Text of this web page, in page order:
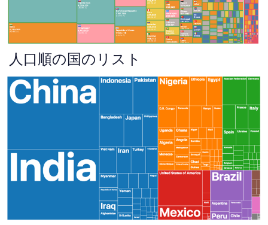
人口順の国のリスト